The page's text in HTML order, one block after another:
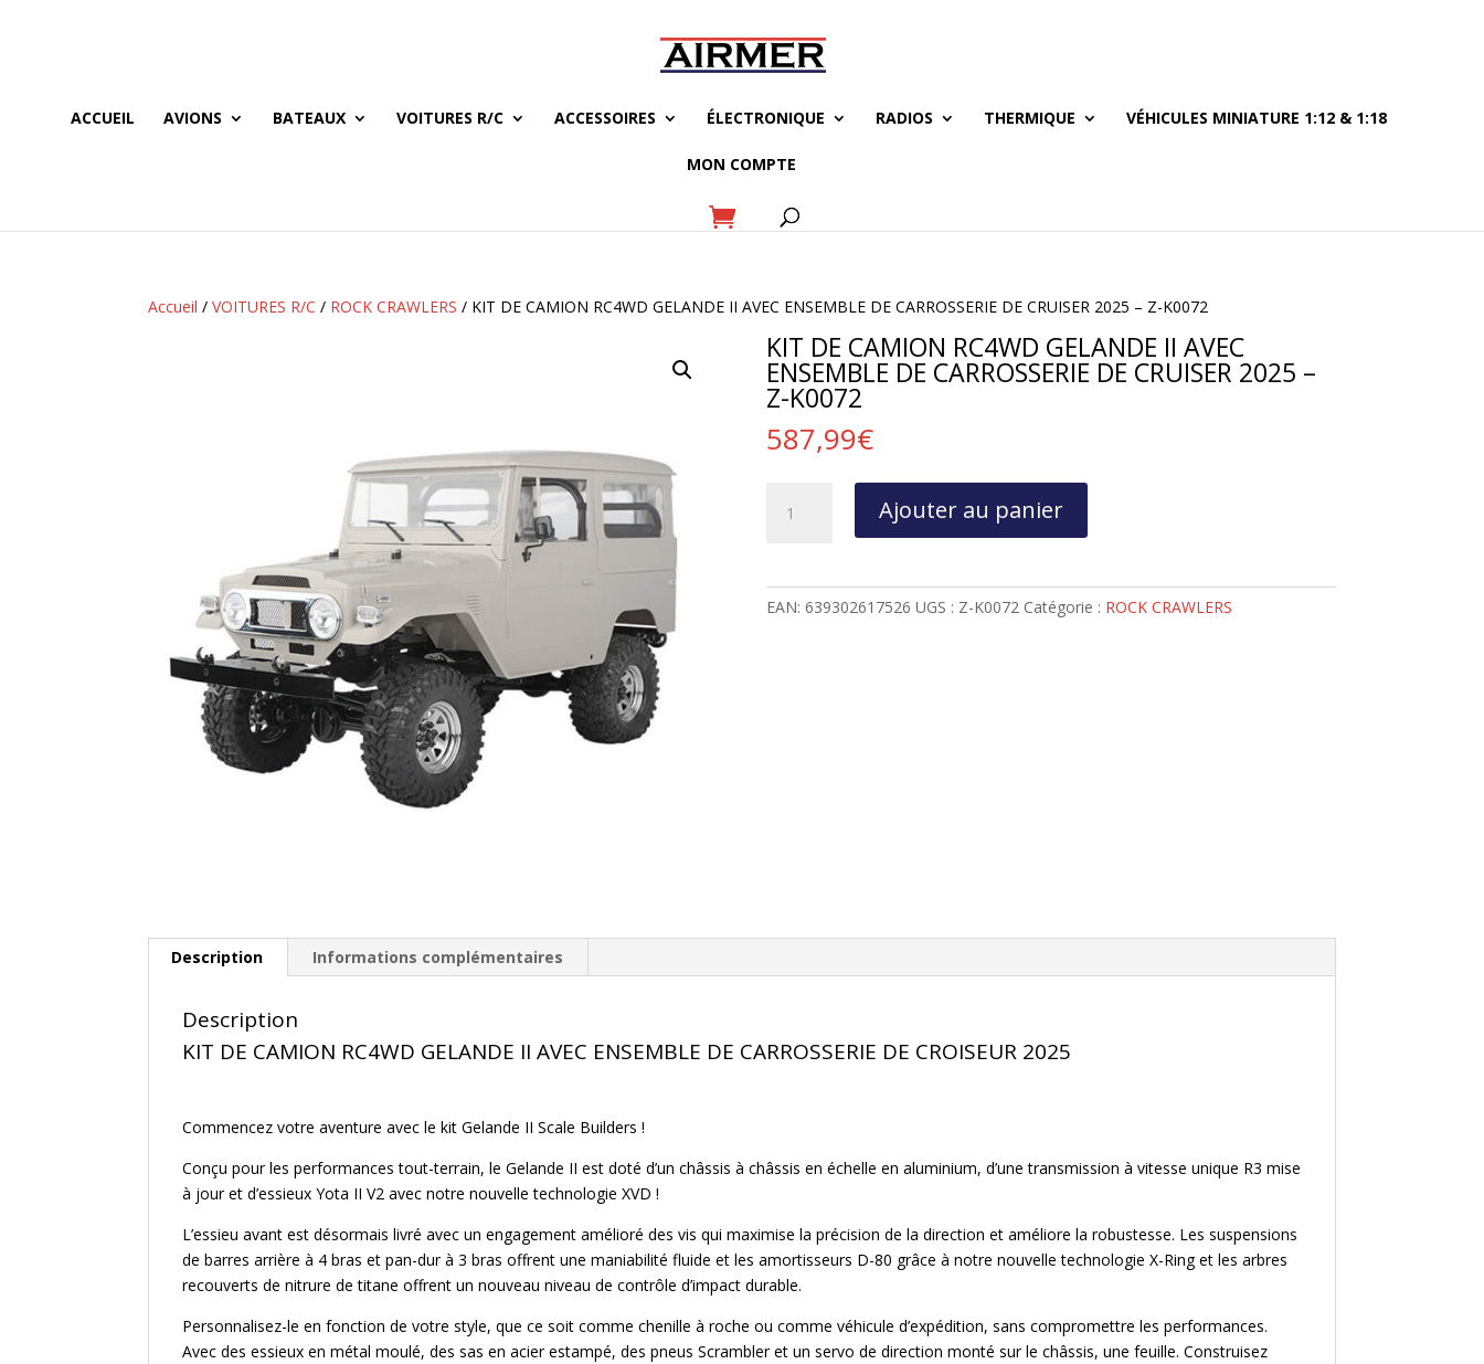
ACCUEIL AVIONS BATEAUX VOITURES R/C ACCESSOIRES ÉLECTRONIQUE RADIOS THERMIQUE VÉHICULES MINIATURE 1:12 & 1:18
MON COMPTE
Accueil /VOITURES R/C / ROCK CRAWLERS / KIT DE CAMION RC4WD GELANDE II AVEC ENSEMBLE DE CARROSSERIE DE CRUISER 2025 – Z-K0072
KIT DE CAMION RC4WD GELANDE II AVEC
ENSEMBLE DE CARROSSERIE DE CRUISER 2025 –
Z-K0072
587,99€
Ajouter au panier
EAN: 639302617526 UGS : Z-K0072 Catégorie : ROCK CRAWLERS
Description Informations complémentaires
Description
KIT DE CAMION RC4WD GELANDE II AVEC ENSEMBLE DE CARROSSERIE DE CROISEUR 2025
Commencez votre aventure avec le kit Gelande II Scale Builders !
Conçu pour les performances tout-terrain, le Gelande II est doté d’un châssis à châssis en échelle en aluminium, d’une transmission à vitesse unique R3 mise
à jour et d’essieux Yota II V2 avec notre nouvelle technologie XVD !
L’essieu avant est désormais livré avec un engagement amélioré des vis qui maximise la précision de la direction et améliore la robustesse. Les suspensions
de barres arrière à 4 bras et pan-dur à 3 bras offrent une maniabilité fluide et les amortisseurs D-80 grâce à notre nouvelle technologie X-Ring et les arbres
recouverts de nitrure de titane offrent un nouveau niveau de contrôle d’impact durable.
Personnalisez-le en fonction de votre style, que ce soit comme chenille à roche ou comme véhicule d’expédition, sans compromettre les performances.
Avec des essieux en métal moulé, des sas en acier estampé, des pneus Scrambler et un servo de direction monté sur le châssis, une feuille. Construisez